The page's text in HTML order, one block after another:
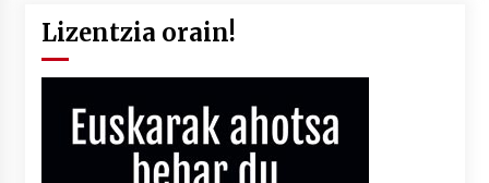
Lizentzia orain!